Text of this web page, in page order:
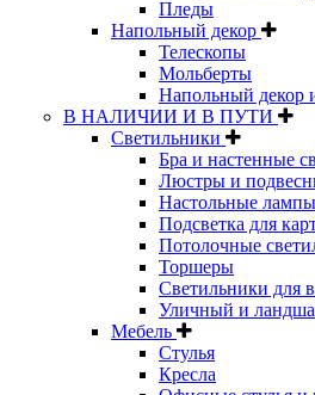
Пледы
Напольный декор
Телескопы
Мольберты
Напольный декор
В НАЛИЧИИ И В ПУТИ
Светильники
Бра и настенные
Люстры и
Настольные лампы
Подсветка для
Потолочные
Торшеры
Светильники для
Уличный и
Мебель
Стулья
Кресла